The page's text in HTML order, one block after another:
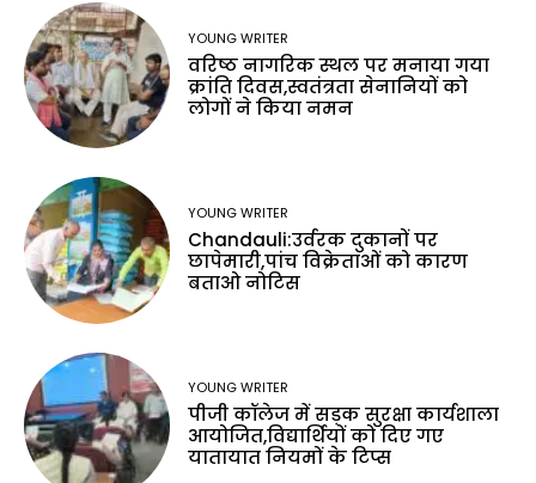
YOUNG WRITER
वरिष्ठ नागरिक स्थल पर मनाया गया
क्रांति दिवस,स्वतंत्रता सेनानियों को
लोगों ने किया नमन
YOUNG WRITER
Chandauli:उर्वरक दुकानों पर
छापेमारी,पांच विक्रेताओं को कारण
बताओ नोटिस
YOUNG WRITER
पीजी कॉलेज में सड़क सुरक्षा कार्यशाला
आयोजित,विद्यार्थियों को दिए गए
यातायात नियमों के टिप्स